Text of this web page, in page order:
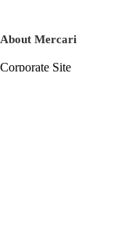
About Mercari
Corporate Site